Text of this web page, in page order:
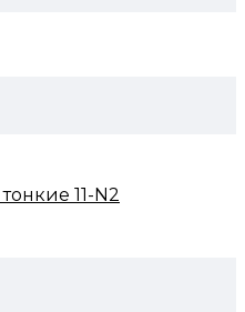
11-N2